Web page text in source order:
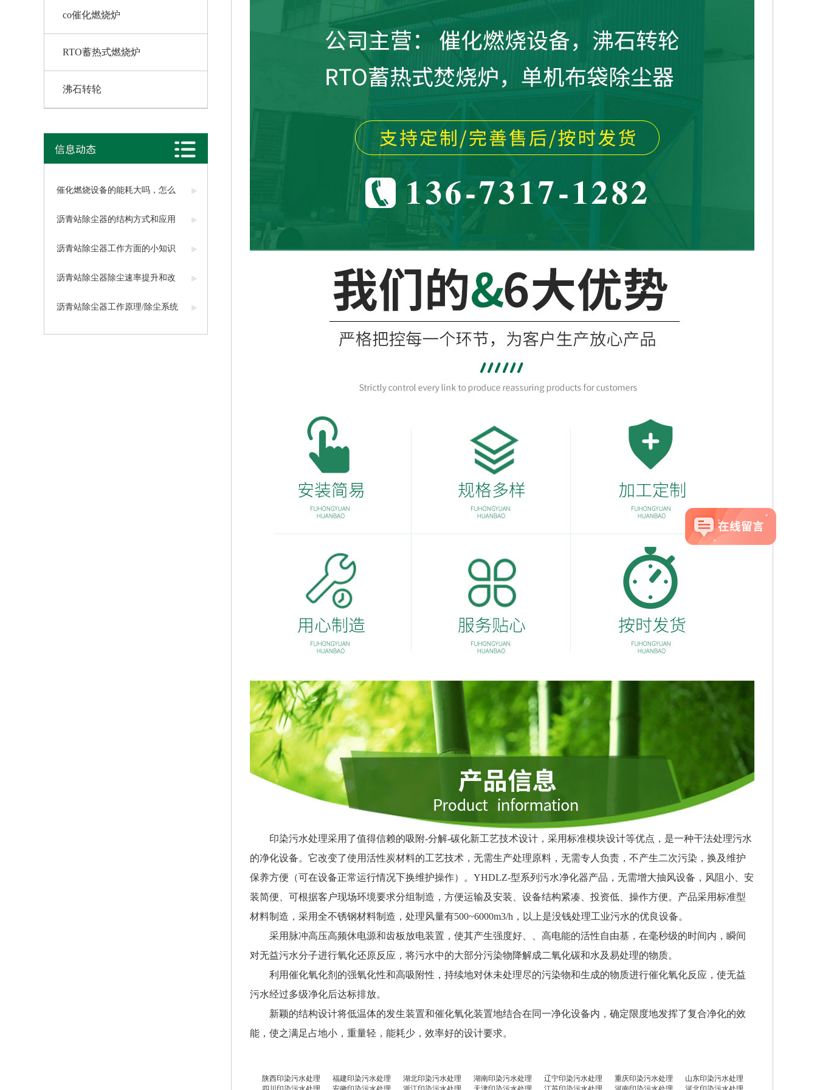
co催化燃烧炉
RTO蓄热式燃烧炉
沸石转轮
催化燃烧设备的能耗大吗，怎么
减少
沥青站除尘器的结构方式和应用
沥青站除尘器工作方面的小知识
沥青站除尘器除尘速率提升和改
造工程
沥青站除尘器工作原理/除尘系统
设计
印染污水处理采用了值得信赖的吸附-分解-碳化新工艺技术设计，采用标准模块设计等优点，是一种干法处理污水
的净化设备。它改变了使用活性炭材料的工艺技术，无需生产处理原料，无需专人负责，不产生二次污染，换及维护
保养方便（可在设备正常运行情况下换维护操作）。YHDLZ-型系列污水净化器产品，无需增大抽风设备，风阻小、安
装简便、可根据客户现场环境要求分组制造，方便运输及安装、设备结构紧凑、投资低、操作方便。产品采用标准型
材料制造，采用全不锈钢材料制造，处理风量有500~6000m3/h，以上是没钱处理工业污水的优良设备。
采用脉冲高压高频休电源和齿板放电装置，使其产生强度好、、高电能的活性自由基，在毫秒级的时间内，瞬间
对无益污水分子进行氧化还原反应，将污水中的大部分污染物降解成二氧化碳和水及易处理的物质。
利用催化氧化剂的强氧化性和高吸附性，持续地对休未处理尽的污染物和生成的物质进行催化氧化反应，使无益
污水经过多级净化后达标排放。
新颖的结构设计将低温体的发生装置和催化氧化装置地结合在同一净化设备内，确定限度地发挥了复合净化的效
能，使之满足占地小，重量轻，能耗少，效率好的设计要求。
陕西印染污水处理 福建印染污水处理 湖北印染污水处理 湖南印染污水处理 辽宁印染污水处理 重庆印染污水处理
山东印染污水处理